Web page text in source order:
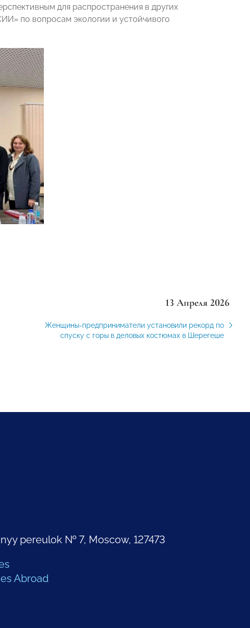
для распространения в других
по вопросам экологии и устойчивого
13 Апреля 2026
Женщины-предприниматели установили рекорд по
спуску с горы в деловых костюмах в Шерегеше
pereulok № 7, Moscow, 127473
Abroad